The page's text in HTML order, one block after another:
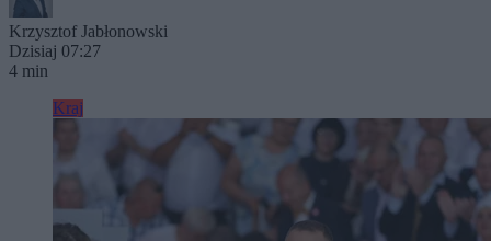
Krzysztof Jabłonowski
Dzisiaj 07:27
4 min
Kraj